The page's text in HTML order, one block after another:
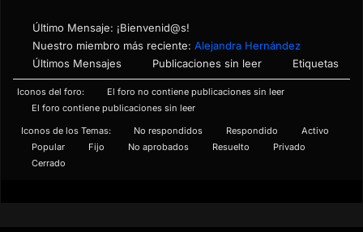
Último Mensaje: ¡Bienvenid@s!
Nuestro miembro más reciente: Alejandra Hernández
Últimos Mensajes
Publicaciones sin leer Etiquetas
Iconos del foro:
El foro no contiene publicaciones sin leer
El foro contiene publicaciones sin leer
Iconos de los Temas:
No respondidos Respondido
Activo
Popular
Fijo No aprobados Resuelto
Privado
Cerrado